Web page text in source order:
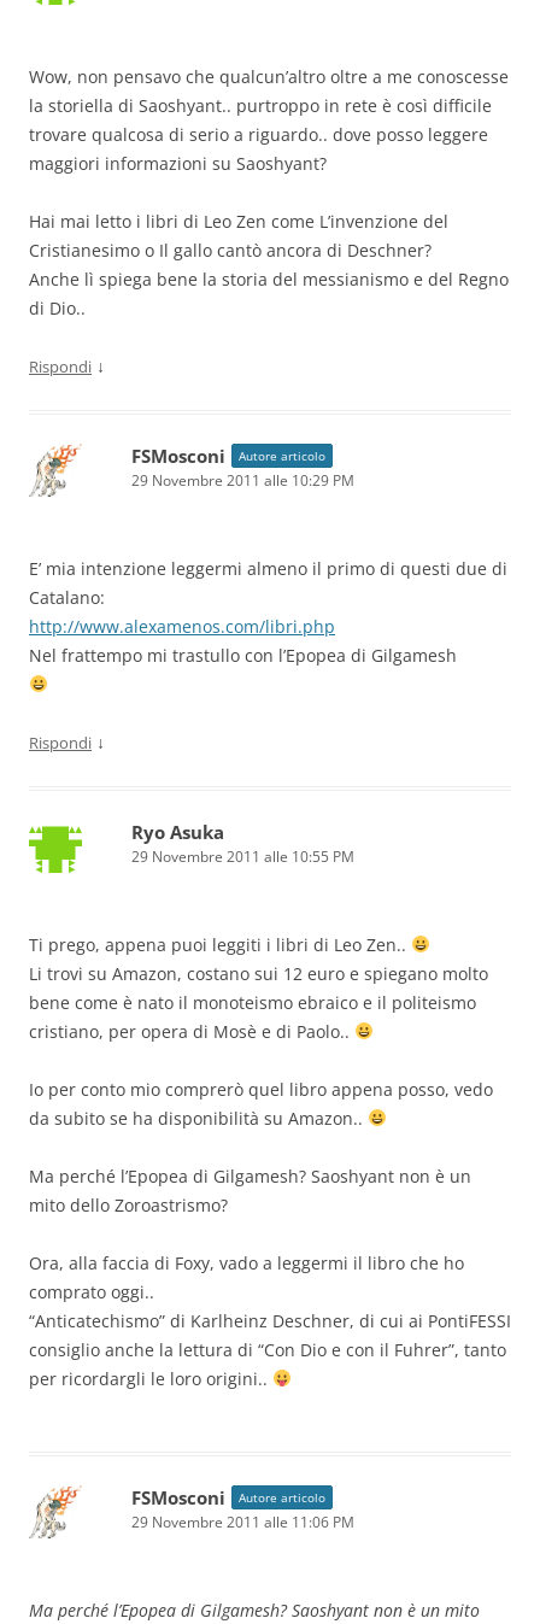
Wow, non pensavo che qualcun’altro oltre a me conoscesse
la storiella di Saoshyant.. purtroppo in rete è così difficile
trovare qualcosa di serio a riguardo.. dove posso leggere
maggiori informazioni su Saoshyant?
Hai mai letto i libri di Leo Zen come L’invenzione del
Cristianesimo o Il gallo cantò ancora di Deschner?
Anche lì spiega bene la storia del messianismo e del Regno
di Dio..
Rispondi ↓
FSMosconi Autore articolo
29 Novembre 2011 alle 10:29 PM
E’ mia intenzione leggermi almeno il primo di questi due di
Catalano:
http://www.alexamenos.com/libri.php
Nel frattempo mi trastullo con l’Epopea di Gilgamesh
Rispondi ↓
Ryo Asuka
29 Novembre 2011 alle 10:55 PM
Ti prego, appena puoi leggiti i libri di Leo Zen..
Li trovi su Amazon, costano sui 12 euro e spiegano molto
bene come è nato il monoteismo ebraico e il politeismo
cristiano, per opera di Mosè e di Paolo..
Io per conto mio comprerò quel libro appena posso, vedo
da subito se ha disponibilità su Amazon..
Ma perché l’Epopea di Gilgamesh? Saoshyant non è un
mito dello Zoroastrismo?
Ora, alla faccia di Foxy, vado a leggermi il libro che ho
comprato oggi..
“Anticatechismo” di Karlheinz Deschner, di cui ai PontiFESSI
consiglio anche la lettura di “Con Dio e con il Fuhrer”, tanto
per ricordargli le loro origini..
FSMosconi Autore articolo
29 Novembre 2011 alle 11:06 PM
Ma perché l’Epopea di Gilgamesh? Saoshyant non è un mito